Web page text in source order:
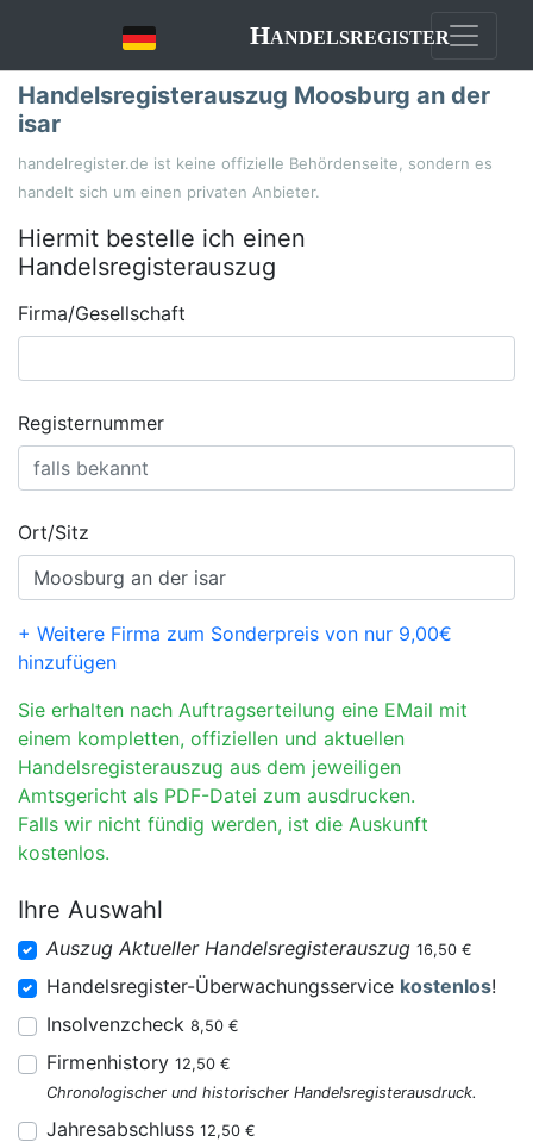
Handelsregister
Handelsregisterauszug Moosburg an der
isar
handelregister.de ist keine offizielle Behördenseite, sondern es
handelt sich um einen privaten Anbieter.
Hiermit bestelle ich einen
Handelsregisterauszug
Firma/Gesellschaft
Registernummer
Ort/Sitz
+ Weitere Firma zum Sonderpreis von nur 9,00€
hinzufügen
Sie erhalten nach Auftragserteilung eine EMail mit
einem kompletten, offiziellen und aktuellen
Handelsregisterauszug aus dem jeweiligen
Amtsgericht als PDF-Datei zum ausdrucken.
Falls wir nicht fündig werden, ist die Auskunft
kostenlos.
Ihre Auswahl
Auszug Aktueller Handelsregisterauszug 16,50 €
Handelsregister-Überwachungsservice kostenlos!
Insolvenzcheck 8,50 €
Firmenhistory 12,50 €
Chronologischer und historischer Handelsregisterausdruck.
Jahresabschluss 12,50 €